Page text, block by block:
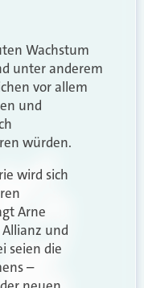
Wachstum
unter anderem
vor allem
und
würden.
wird sich
Arne
und
seien die
–